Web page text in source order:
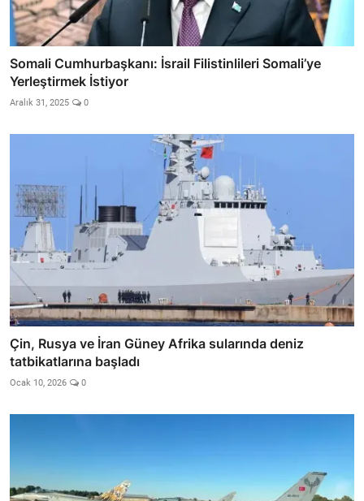
Somali Cumhurbaşkanı: İsrail Filistinlileri Somali’ye
Yerleştirmek İstiyor
Aralık 31, 2025 0
Çin, Rusya ve İran Güney Afrika sularında deniz
tatbikatlarına başladı
Ocak 10, 2026 0